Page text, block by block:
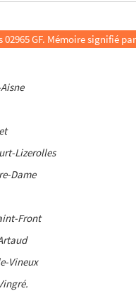
02965 GF. Mémoire signifié
Lizerolles
Dame
Front
Vineux